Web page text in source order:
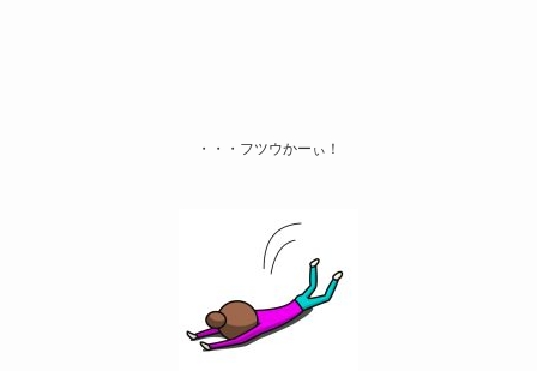
・・・フツウかーぃ！